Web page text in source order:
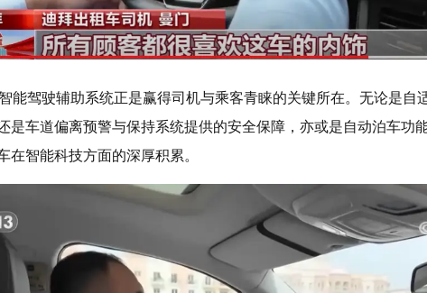
能驾驶辅助系统正是赢得司机与乘客青睐的关键所在。无论是自
是车道偏离预警与保持系统提供的安全保障，亦或是自动泊车功
在智能科技方面的深厚积累。